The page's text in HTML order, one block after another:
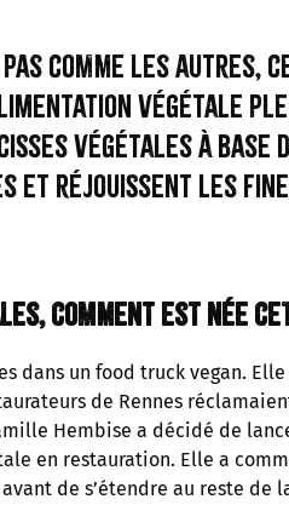
comme les autres,
végétale
végétales à base
et réjouissent les
comment est née
dans un food truck vegan.
de Rennes
Hembise a décidé de
en restauration. Elle a
de s’étendre au reste de